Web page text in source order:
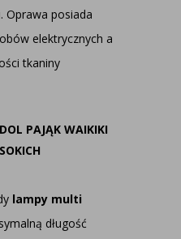
Oprawa posiada
elektrycznych a
tkaniny
PAJĄK WAIKIKI
lampy multi
długość